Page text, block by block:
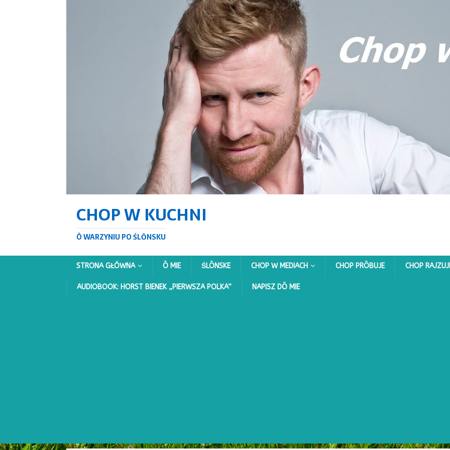
CHOP W KUCHNI
Ô WARZYNIU PO ŚLŌNSKU
STRONA GŁÓWNA Ō MIE ŚLŌNSKE CHOP W MEDIACH CHOP PRŌBUJE CHOP
AUDIOBOOK: HORST BIENEK „PIERWSZA POLKA” NAPISZ DŌ MIE